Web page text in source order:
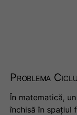
Problema
În matematică,
închisă în spațiul